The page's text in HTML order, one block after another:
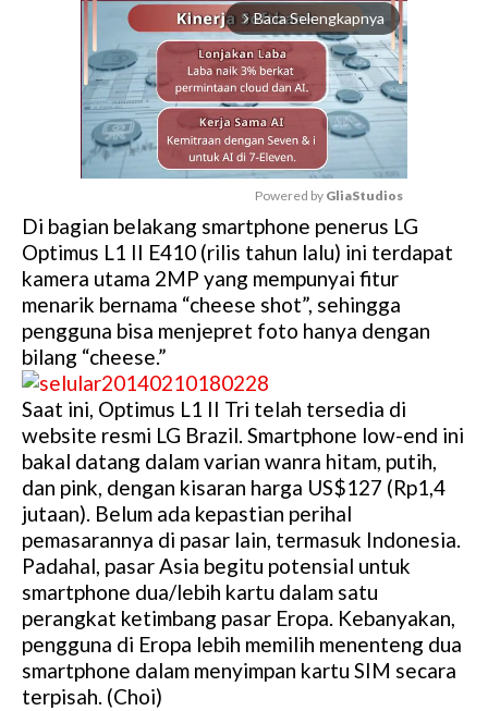
arrow_forward_ios Baca Selengkapnya
M
u
t
e
Powered by GliaStudios
Di bagian belakang smartphone penerus LG
Optimus L1 II E410 (rilis tahun lalu) ini terdapat
kamera utama 2MP yang mempunyai fitur
menarik bernama “cheese shot”, sehingga
pengguna bisa menjepret foto hanya dengan
bilang “cheese.”
Saat ini, Optimus L1 II Tri telah tersedia di
website resmi LG Brazil. Smartphone low-end ini
bakal datang dalam varian wanra hitam, putih,
dan pink, dengan kisaran harga US$127 (Rp1,4
jutaan). Belum ada kepastian perihal
pemasarannya di pasar lain, termasuk Indonesia.
Padahal, pasar Asia begitu potensial untuk
smartphone dua/lebih kartu dalam satu
perangkat ketimbang pasar Eropa. Kebanyakan,
pengguna di Eropa lebih memilih menenteng dua
smartphone dalam menyimpan kartu SIM secara
terpisah. (Choi)